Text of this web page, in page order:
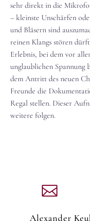
sehr direkt in die
– kleinste Unschärfen
und Bläsern sind
reinen Klangs stören
Erlebnis, bei dem vor
unglaublichen Spannung
dem Antritt des neuen
Freunde die
Regal stellen. Dieser
weitere folgen.
Alexander